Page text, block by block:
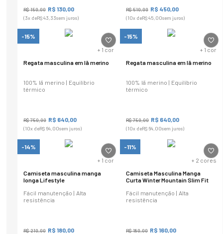
R$150,00 R$ 130, 00
(3x deR$43,33sem juros)
R$510,00 R$ 450 00
(10x deR$45,00sem juros)
-15%
+ 1 cor
Regata masculina em lã merino
100% lã merino | Equilíbrio
térmico
R$750,00 R$ 640, 00
(10x deR$ 64,00sem juros)
-15%
+ 1 cor
Regata masculina em lã merino
100% lã merino | Equilíbrio
térmico
R$750,00 R$ 640 00
(10x deR$ 64,00sem juros)
-14%
+ 1 cor
Camiseta masculina manga
longa Lifestyle
Fácil manutenção | Alta
resistência
R$210,00 R$ 180, 00
-11%
+ 2 cores
Camiseta Masculina Manga
Curta Winter Mountain Slim Fit
Fácil manutenção | Alta
resistência
R$180,00 R$ 160 00